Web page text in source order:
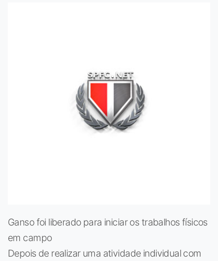
Ganso foi liberado para iniciar os trabalhos físicos
em campo
Depois de realizar uma atividade individual com